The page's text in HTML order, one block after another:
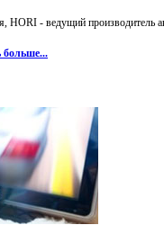
HORI - ведущий производитель
больше...